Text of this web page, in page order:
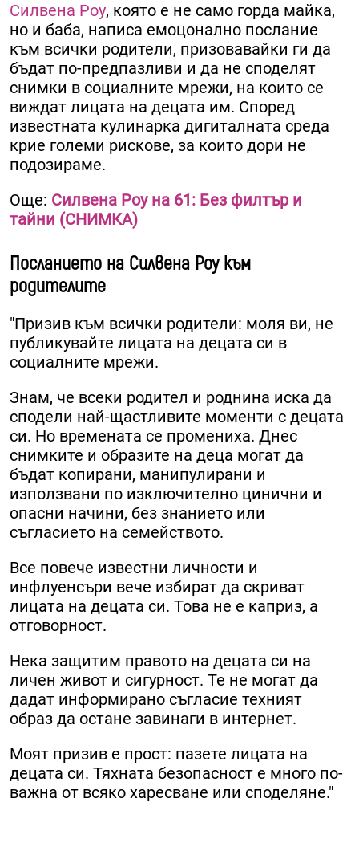
Силвена Роу, която е не само горда майка,
но и баба, написа емоцонално послание
към всички родители, призовавайки ги да
бъдат по-предпазливи и да не споделят
снимки в социалните мрежи, на които се
виждат лицата на децата им. Според
известната кулинарка дигиталната среда
крие големи рискове, за които дори не
подозираме.
Още: Силвена Роу на 61: Без филтър и
тайни (СНИМКА)
Посланието на Силвена Роу към
родителите
"Призив към всички родители: моля ви, не
публикувайте лицата на децата си в
социалните мрежи.
Знам, че всеки родител и роднина иска да
сподели най-щастливите моменти с децата
си. Но времената се промениха. Днес
снимките и образите на деца могат да
бъдат копирани, манипулирани и
използвани по изключително цинични и
опасни начини, без знанието или
съгласието на семейството.
Все повече известни личности и
инфлуенсъри вече избират да скриват
лицата на децата си. Това не е каприз, а
отговорност.
Нека защитим правото на децата си на
личен живот и сигурност. Те не могат да
дадат информирано съгласие техният
образ да остане завинаги в интернет.
Моят призив е прост: пазете лицата на
децата си. Тяхната безопасност е много по-
важна от всяко харесване или споделяне."